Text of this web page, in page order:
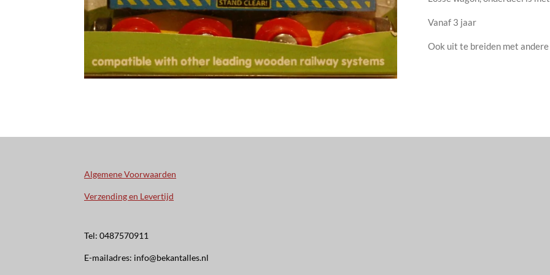
Vanaf 3 jaar
Ook uit te breiden met
Algemene Voorwaarden
Verzending en Levertijd
Tel: 0487570911
E-mailadres: info@bekantalles.nl